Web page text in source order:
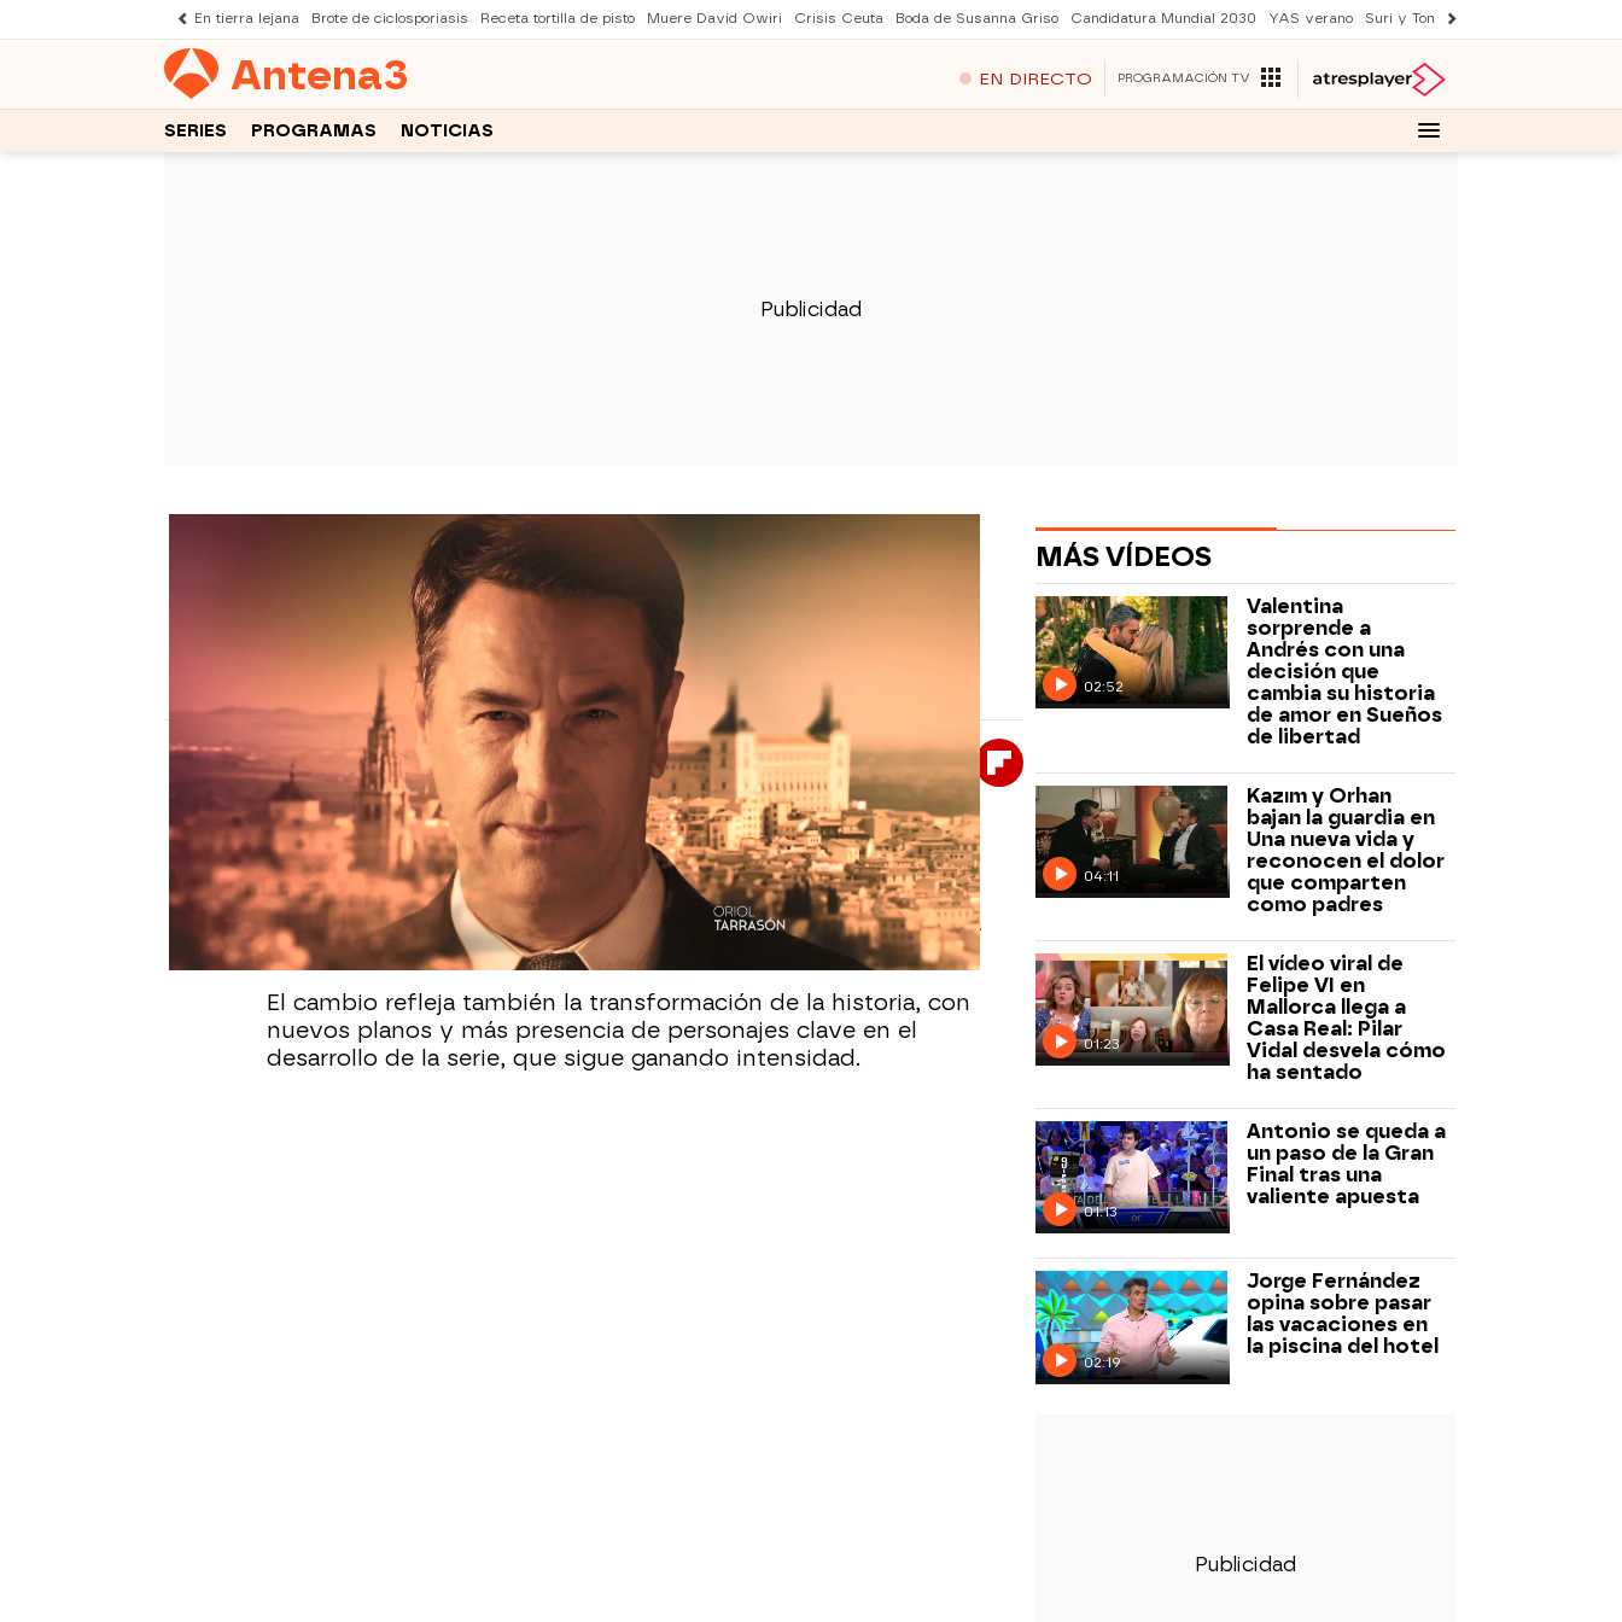
En tierra lejana Brote de ciclosporiasis Receta tortilla de pisto Muere David Owiri Crisis Ceuta Boda de Susanna Griso Candidatura Mundial 2030 YAS verano Suri y Tom Cruise
Antena3 EN DIRECTO PROGRAMACIÓN TV
SERIES PROGRAMAS NOTICIAS
Sueños de libertad renueva su cabecera con la llegada de su
nuevo protagonista
La serie actualiza su arranque con cambios que acompañan la evolución de la trama y
destacan la entrada de Oriol Tarrasón como nuevo personaje.
Julia Zapata López
Publicado:28 de mayo de 2025, 10:33
WhatsappFacebook
X Flipboard
Sueños de libertad estrena nueva cabecera aprovechando la
incorporación de Oriol Tarrasón a
Sueños de libertad. El actor
se une al reparto y ocupa un lugar destacado en esta renovada
secuencia inicial.
El cambio refleja también la transformación de la historia, con
nuevos planos y más presencia de personajes clave en el
desarrollo de la serie, que sigue ganando intensidad.
MÁS VÍDEOS
02:52
Valentina
sorprende a
Andrés con una
decisión que
cambia su historia
de amor en Sueños
de libertad
04:11
Kazım y Orhan
bajan la guardia en
Una nueva vida y
reconocen el dolor
que comparten
como padres
01:23
El vídeo viral de
Felipe VI en
Mallorca llega a
Casa Real: Pilar
Vidal desvela cómo
ha sentado
01:13
Antonio se queda a
un paso de la Gran
Final tras una
valiente apuesta
02:19
Jorge Fernández
opina sobre pasar
las vacaciones en
la piscina del hotel